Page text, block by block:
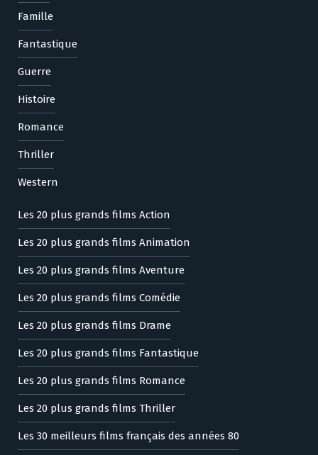
Famille
Fantastique
Guerre
Histoire
Romance
Thriller
Western
Les 20 plus grands films Action
Les 20 plus grands films Animation
Les 20 plus grands films Aventure
Les 20 plus grands films Comédie
Les 20 plus grands films Drame
Les 20 plus grands films Fantastique
Les 20 plus grands films Romance
Les 20 plus grands films Thriller
Les 30 meilleurs films français des années 80